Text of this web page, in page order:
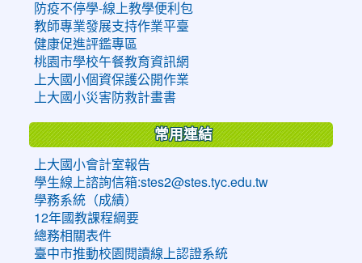
防疫不停學-線上教學便利包
教師專業發展支持作業平臺
健康促進評鑑專區
桃園市學校午餐教育資訊網
上大國小個資保護公開作業
上大國小災害防救計畫書
常用連結
上大國小會計室報告
學生線上諮詢信箱:stes2@stes.tyc.edu.tw
學務系統（成績）
12年國教課程綱要
總務相關表件
臺中市推動校園閱讀線上認證系統